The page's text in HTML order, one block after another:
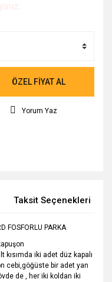
ÖZEL FİYAT AL
Yorum Yaz
Taksit Seçenekleri
FOSFORLU PARKA
kısımda iki adet düz kapalı
cebi,göğüste bir adet yan
de , her iki koldan iki